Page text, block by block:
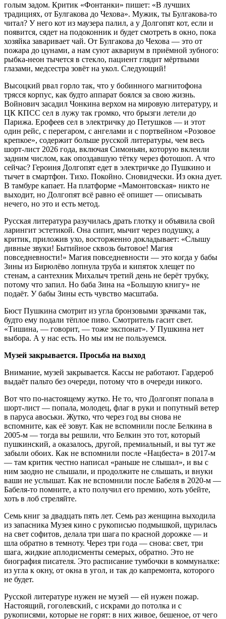
голым задом. Критик «Фонтанки» пишет: «В лучших
традициях, от Булгакова до Чехова». Мужик, ты Булгакова-то
читал? У него кот из маузера палил, а у Долгопят кот, если и
появится, сядет на подоконник и будет смотреть в окно, пока
хозяйка заваривает чай. От Булгакова до Чехова — это от
пожара до цунами, а нам суют аквариум в приёмной зубного:
рыбка-неон тычется в стекло, пациент глядит мёртвыми
глазами, медсестра зовёт на укол. Следующий!
Высоцкий рвал горло так, что у бобинного магнитофона
трясся корпус, как будто аппарат боялся за свою жизнь.
Войнович засадил Чонкина верхом на мировую литературу, и
ЦК КПСС сел в лужу так громко, что брызги летели до
Парижа. Ерофеев сел в электричку до Петушков — и этот
один рейс, с перегаром, с ангелами и с портвейном «Розовое
крепкое», содержит больше русской литературы, чем весь
шорт-лист 2026 года, включая Симоньян, которую вклеили
задним числом, как опоздавшую тётку через фотошоп. А что
сейчас? Героиня Долгопят едет в электричке до Пушкино и
тычет в смартфон. Тихо. Покойно. Сновидчески. Из окна дует.
В тамбуре капает. На платформе «Мамонтовская» никто не
выходит, но Долгопят всё равно её опишет — описывать
нечего, но это и есть метод.
Русская литература разучилась драть глотку и объявила свой
ларингит эстетикой. Она сипит, мычит через подушку, а
критик, приложив ухо, восторженно докладывает: «Слышу
дивные звуки! Бытийное сквозь бытовое! Магия
повседневности!» Магия повседневности — это когда у бабы
Зины из Бирюлёво лопнула труба и кипяток хлещет по
стенам, а сантехник Михалыч третий день не берёт трубку,
потому что запил. Но баба Зина на «Большую книгу» не
подаёт. У бабы Зины есть чувство масштаба.
Бюст Пушкина смотрит из угла бронзовыми зрачками так,
будто ему подали тёплое пиво. Смотритель гасит свет.
«Тишина, — говорит, — тоже экспонат». У Пушкина нет
выбора. А у нас есть. Но мы им не пользуемся.
Музей закрывается. Просьба на выход
Внимание, музей закрывается. Кассы не работают. Гардероб
выдаёт пальто без очереди, потому что в очереди никого.
Вот что по-настоящему жутко. Не то, что Долгопят попала в
шорт-лист — попала, молодец, флаг в руки и попутный ветер
в паруса авоськи. Жутко, что через год вы снова не
вспомните, как её зовут. Как не вспомнили после Белкина в
2005-м — тогда вы решили, что Белкин это тот, который
пушкинский, а оказалось, другой, премиальный, и вы тут же
забыли обоих. Как не вспомнили после «Нацбеста» в 2017-м
— там критик честно написал «раньше не слышал», и вы с
ним заодно не слышали, и продолжите не слышать, и внуки
ваши не услышат. Как не вспомнили после Бабеля в 2020-м —
Бабеля-то помните, а кто получил его премию, хоть убейте,
хоть в лоб стреляйте.
Семь книг за двадцать пять лет. Семь раз женщина выходила
из запасника Музея кино с рукописью подмышкой, щурилась
на свет софитов, делала три шага по красной дорожке — и
шла обратно в темноту. Через три года — снова: свет, три
шага, жидкие аплодисменты семерых, обратно. Это не
биография писателя. Это расписание тумбочки в коммуналке:
из угла к окну, от окна в угол, и так до капремонта, которого
не будет.
Русской литературе нужен не музей — ей нужен пожар.
Настоящий, гоголевский, с искрами до потолка и с
рукописями, которые не горят: в них живое, бешеное, от чего